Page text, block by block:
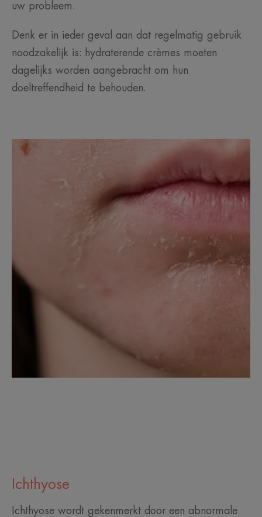
uw probleem.
Denk er in ieder geval aan dat regelmatig gebruik
noodzakelijk is: hydraterende crèmes moeten
dagelijks worden aangebracht om hun
doeltreffendheid te behouden.
Ichthyose
Ichthyose wordt gekenmerkt door een abnormale